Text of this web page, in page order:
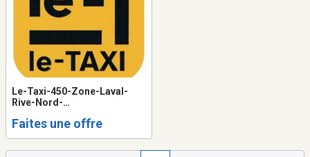
Le-Taxi-450-Zone-Laval-
Rive-Nord-
Chauffeurs 🚖
Faites une offre